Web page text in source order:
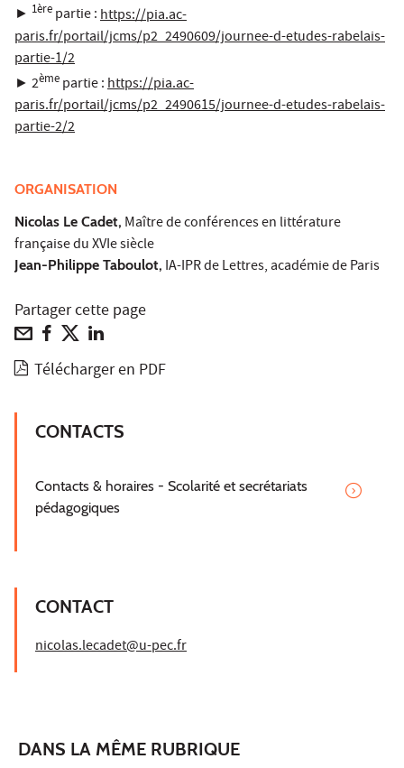
► 1ère partie :https://pia.ac-
paris.fr/portail/jcms/p2_2490609/journee-d-etudes-rabelais-
partie-1/2
► 2ème partie :https://pia.ac-
paris.fr/portail/jcms/p2_2490615/journee-d-etudes-rabelais-
partie-2/2
ORGANISATION
Nicolas Le Cadet, Maître de conférences en littérature
française du XVIe siècle
Jean-Philippe Taboulot, IA-IPR de Lettres, académie de Paris
Partager cette page
Télécharger en PDF
CONTACTS
Contacts & horaires - Scolarité et secrétariats
pédagogiques
CONTACT
nicolas.lecadet@u-pec.fr
DANS LA MÊME RUBRIQUE